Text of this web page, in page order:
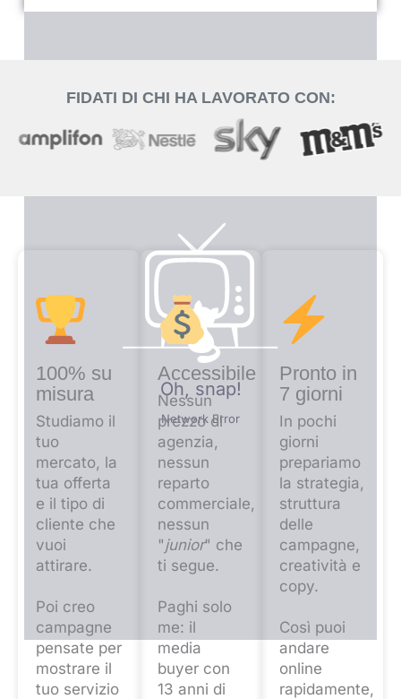
FIDATI DI CHI HA LAVORATO CON:
100% su
misura
Studiamo il
tuo
mercato, la
tua offerta
e il tipo di
cliente che
vuoi
attirare.
Poi creo
campagne
pensate per
mostrare il
tuo servizio
Accessibile
Nessun
prezzo di
agenzia,
nessun
reparto
commerciale,
nessun
"junior" che
ti segue.
Paghi solo
me: il
media
buyer con
13 anni di
Pronto in
7 giorni
In pochi
giorni
prepariamo
la strategia,
struttura
delle
campagne,
creatività e
copy.
Così puoi
andare
online
rapidamente,